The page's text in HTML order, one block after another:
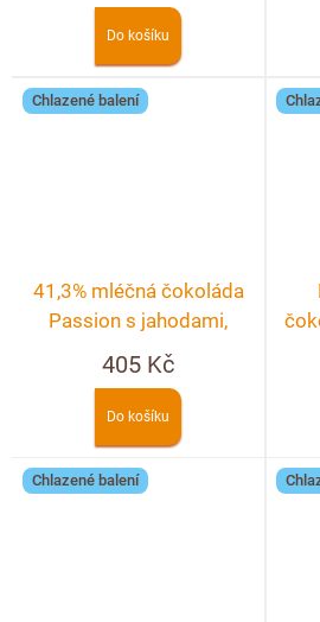
Do košíku
Chlazené balení
41,3% mléčná čokoláda
Passion s jahodami,
malinami a fialkou
405 Kč
Do košíku
Chlazené balení